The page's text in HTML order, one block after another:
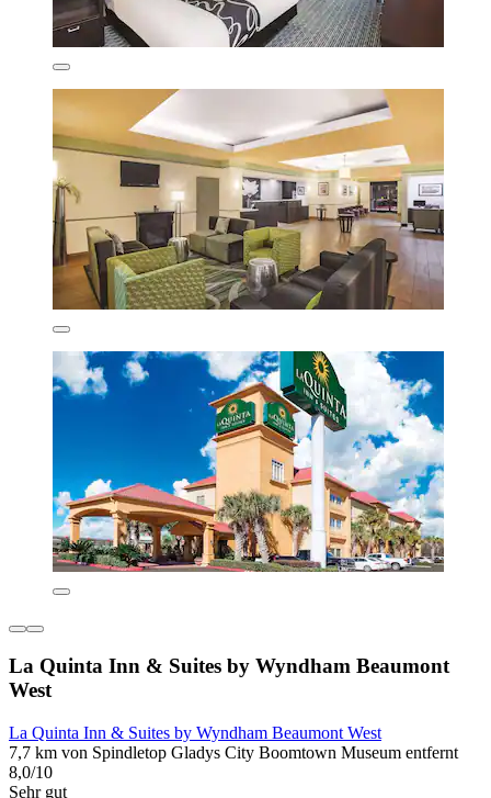
La Quinta Inn & Suites by Wyndham Beaumont
West
La Quinta Inn & Suites by Wyndham Beaumont West
7,7 km von Spindletop Gladys City Boomtown Museum entfernt
8,0/10
Sehr gut